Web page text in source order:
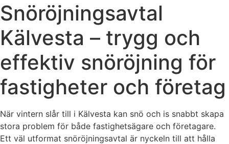
Snöröjningsavtal
Kälvesta – trygg och
effektiv snöröjning för
fastigheter och företag
När vintern slår till i Kälvesta kan snö och is snabbt skapa
stora problem för både fastighetsägare och företagare.
Ett väl utformat snöröjningsavtal är nyckeln till att hålla